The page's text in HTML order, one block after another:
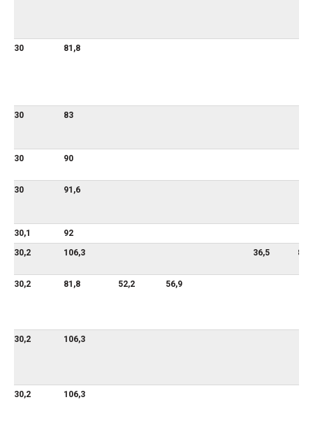
30 81,8
30 83
30 90
30 91,6
30,1
92
30,2
106,3 36,5
30,2 81,8 52,2 56,9
30,2 106,3
30,2 106,3